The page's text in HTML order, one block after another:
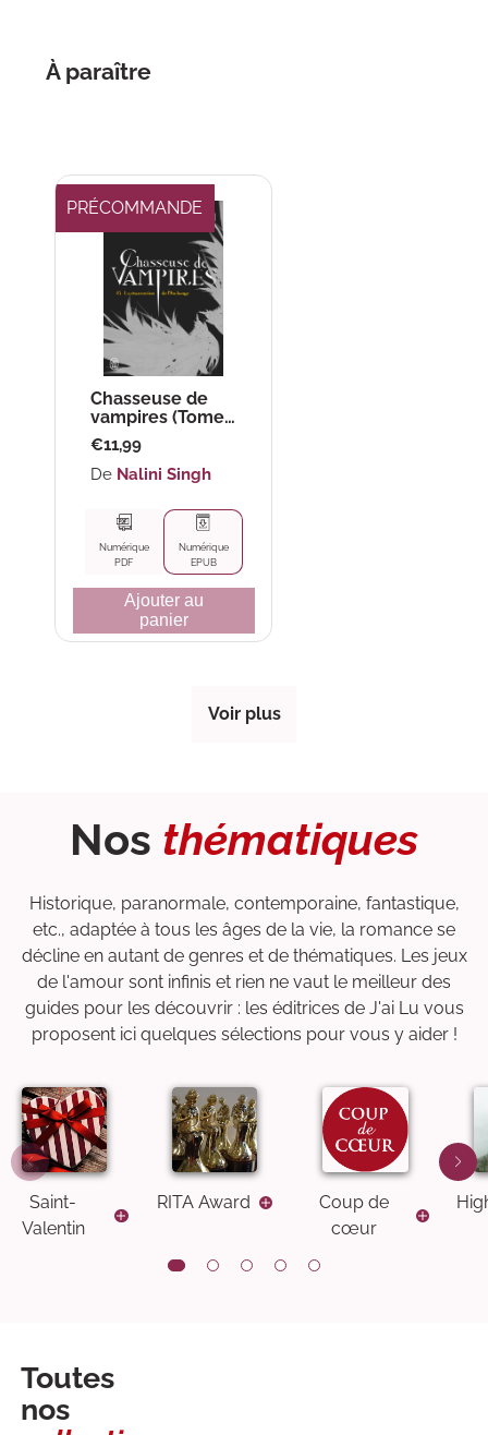
À paraître
PRÉCOMMANDE
Chasseuse de
vampires (Tome
15) - La
résurrection de
l'Archange
Prix
habituel
€11,99
De Nalini Singh
Numérique
EPUB
Numérique
PDF
Ajouter au
panier
Voir plus
Nos thématiques
Historique, paranormale, contemporaine, fantastique,
etc., adaptée à tous les âges de la vie, la romance se
décline en autant de genres et de thématiques. Les jeux
de l'amour sont infinis et rien ne vaut le meilleur des
guides pour les découvrir : les éditrices de J'ai Lu vous
proposent ici quelques sélections pour vous y aider !
Saint-
Valentin
RITA Award
Coup de
cœur
Toutes
nos